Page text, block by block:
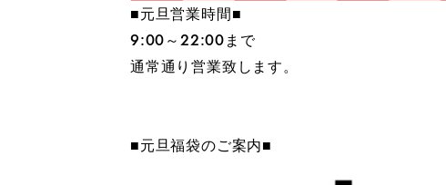
■元旦営業時間■
9:00～22:00まで
通常通り営業致します。
■元旦福袋のご案内■